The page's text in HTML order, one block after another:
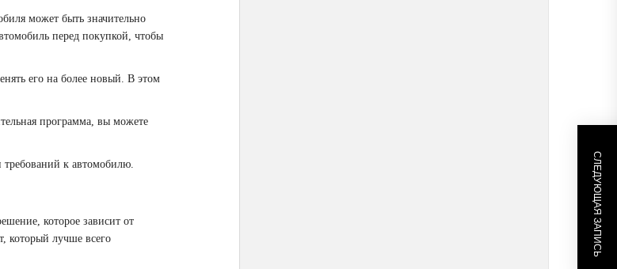
может быть значительно
перед покупкой, чтобы
его на более новый. В этом
программа, вы можете
к автомобилю.
которое зависит от
который лучше всего
СЛЕДУЮЩАЯ ЗАПИСЬ